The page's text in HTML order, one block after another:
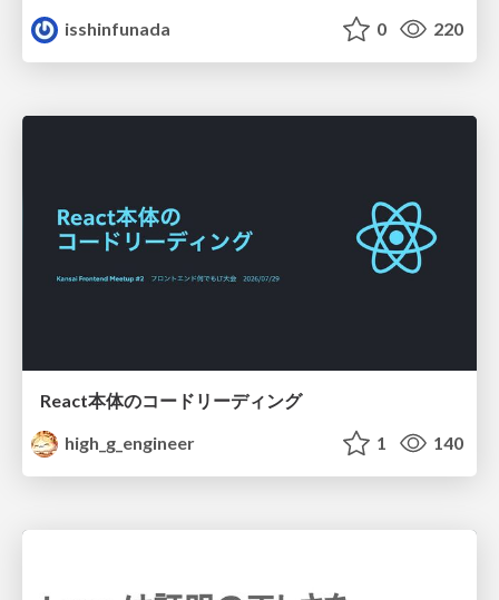
isshinfunada
0 220
React本体のコードリーディング
high_g_engineer
1 140